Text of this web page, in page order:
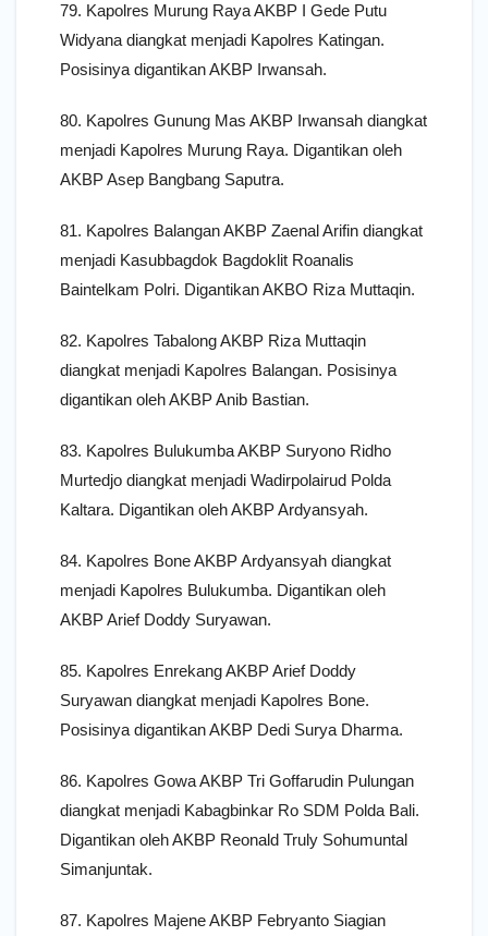
79. Kapolres Murung Raya AKBP I Gede Putu
Widyana diangkat menjadi Kapolres Katingan.
Posisinya digantikan AKBP Irwansah.
80. Kapolres Gunung Mas AKBP Irwansah diangkat
menjadi Kapolres Murung Raya. Digantikan oleh
AKBP Asep Bangbang Saputra.
81. Kapolres Balangan AKBP Zaenal Arifin diangkat
menjadi Kasubbagdok Bagdoklit Roanalis
Baintelkam Polri. Digantikan AKBO Riza Muttaqin.
82. Kapolres Tabalong AKBP Riza Muttaqin
diangkat menjadi Kapolres Balangan. Posisinya
digantikan oleh AKBP Anib Bastian.
83. Kapolres Bulukumba AKBP Suryono Ridho
Murtedjo diangkat menjadi Wadirpolairud Polda
Kaltara. Digantikan oleh AKBP Ardyansyah.
84. Kapolres Bone AKBP Ardyansyah diangkat
menjadi Kapolres Bulukumba. Digantikan oleh
AKBP Arief Doddy Suryawan.
85. Kapolres Enrekang AKBP Arief Doddy
Suryawan diangkat menjadi Kapolres Bone.
Posisinya digantikan AKBP Dedi Surya Dharma.
86. Kapolres Gowa AKBP Tri Goffarudin Pulungan
diangkat menjadi Kabagbinkar Ro SDM Polda Bali.
Digantikan oleh AKBP Reonald Truly Sohumuntal
Simanjuntak.
87. Kapolres Majene AKBP Febryanto Siagian